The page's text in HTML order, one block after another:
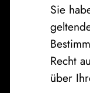
Sie
Recht
über